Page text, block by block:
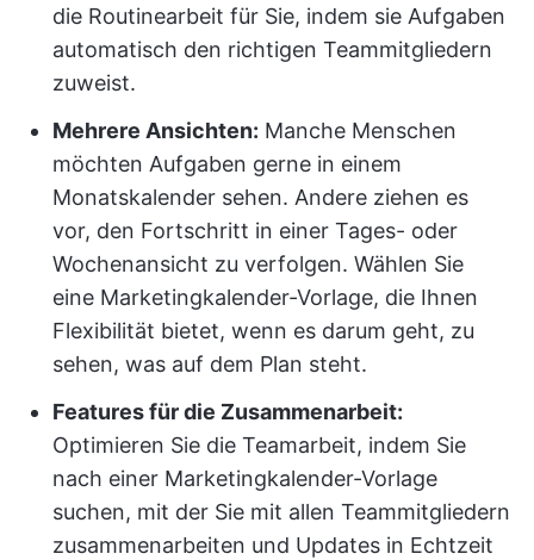
die Routinearbeit für Sie, indem sie Aufgaben
automatisch den richtigen Teammitgliedern
zuweist.
Mehrere Ansichten: Manche Menschen
möchten Aufgaben gerne in einem
Monatskalender sehen. Andere ziehen es
vor, den Fortschritt in einer Tages- oder
Wochenansicht zu verfolgen. Wählen Sie
eine Marketingkalender-Vorlage, die Ihnen
Flexibilität bietet, wenn es darum geht, zu
sehen, was auf dem Plan steht.
Features für die Zusammenarbeit:
Optimieren Sie die Teamarbeit, indem Sie
nach einer Marketingkalender-Vorlage
suchen, mit der Sie mit allen Teammitgliedern
zusammenarbeiten und Updates in Echtzeit